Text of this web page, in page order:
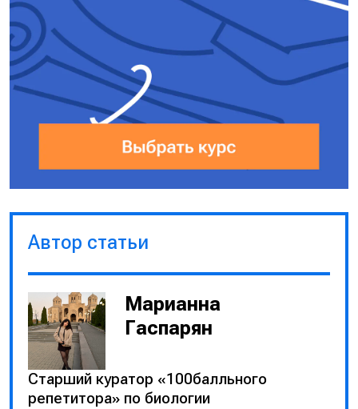
Автор статьи
Марианна
Гаспарян
Старший куратор «100балльного
репетитора» по биологии